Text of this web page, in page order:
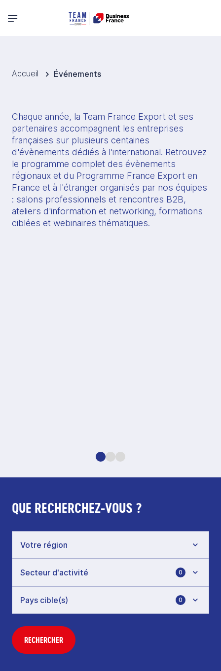
Menu principal
Accueil Événements
Chaque année, la Team France Export et ses
partenaires accompagnent les entreprises
françaises sur plusieurs centaines
d'évènements dédiés à l'international. Retrouvez
le programme complet des évènements
régionaux et du Programme France Export en
France et à l'étranger organisés par nos équipes
: salons professionnels et rencontres B2B,
ateliers d'information et networking, formations
ciblées et webinaires thématiques.
QUE RECHERCHEZ-VOUS ?
0
0
RECHERCHER